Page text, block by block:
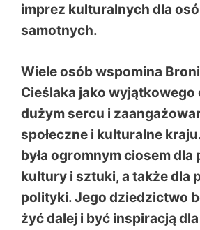
imprez kulturalnych dla
samotnych.
Wiele osób wspomina
Cieślaka jako wyjątkowego
dużym sercu i
społeczne i kulturalne
była ogromnym ciosem dla
kultury i sztuki, a także dla
polityki. Jego dziedzictwo
żyć dalej i być inspiracją